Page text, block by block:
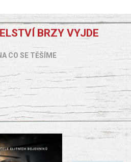
BRZY VYJDE
CO SE TĚŠÍME